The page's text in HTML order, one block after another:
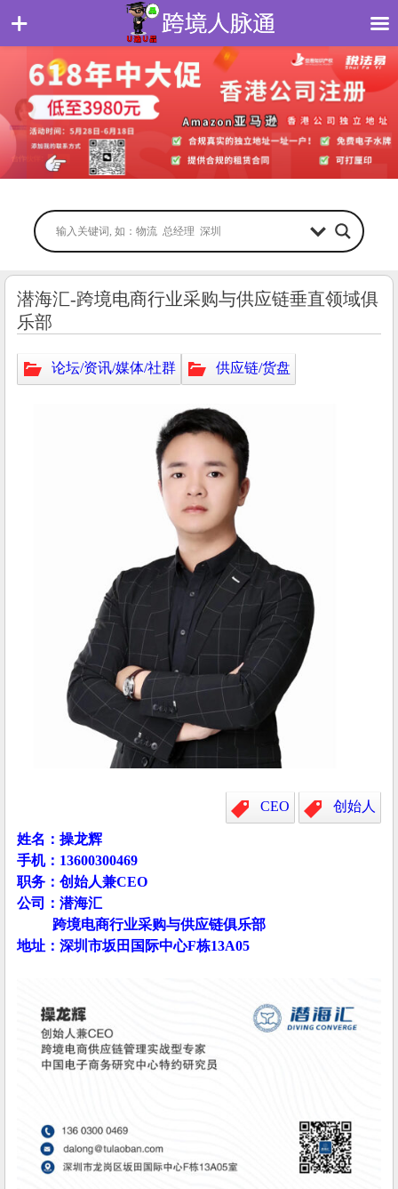
潜海汇-跨境电商行业采购与供应链垂直领域俱
乐部
论坛/资讯/媒体/社群 供应链/货盘
CEO 创始人
姓名：操龙辉
手机：13600300469
职务：创始人兼CEO
公司：潜海汇
跨境电商行业采购与供应链俱乐部
地址：深圳市坂田国际中心F栋13A05